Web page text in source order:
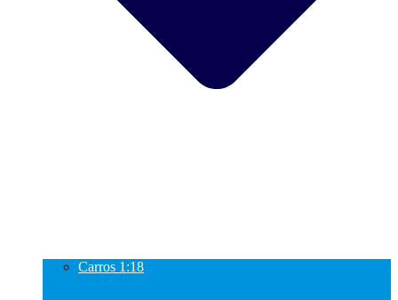
Carros 1:18